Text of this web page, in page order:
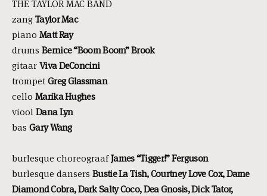
THE TAYLOR MAC BAND
zangTaylor Mac
piano Matt Ray
drums Bernice “Boom Boom” Brook
gitaarViva DeConcini
trompetGreg Glassman
cello Marika Hughes
vioolDana Lyn
bas Gary Wang
burlesque choreograafJames “Tigger!” Ferguson
burlesque dansers Bustie La Tish, Courtney Love Cox, Dame
Diamond Cobra, Dark Salty Coco, Dea Gnosis, Dick Tator,